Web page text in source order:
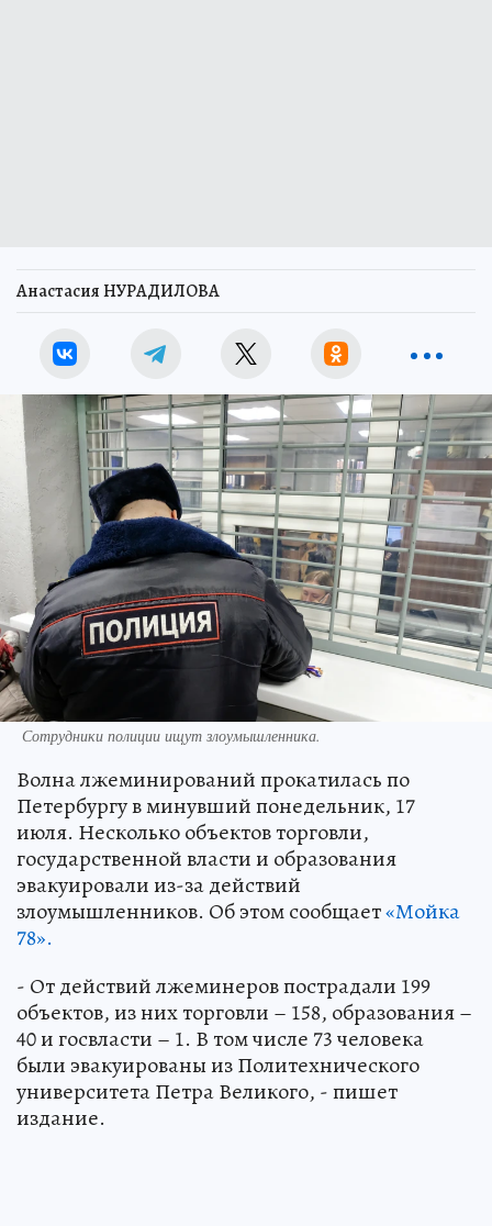
Анастасия НУРАДИЛОВА
Сотрудники полиции ищут злоумышленника.
Волна лжеминирований прокатилась по
Петербургу в минувший понедельник, 17
июля. Несколько объектов торговли,
государственной власти и образования
эвакуировали из-за действий
злоумышленников. Об этом сообщает«Мойка
78».
- От действий лжеминеров пострадали 199
объектов, из них торговли – 158, образования –
40 и госвласти – 1. В том числе 73 человека
были эвакуированы из Политехнического
университета Петра Великого, - пишет
издание.